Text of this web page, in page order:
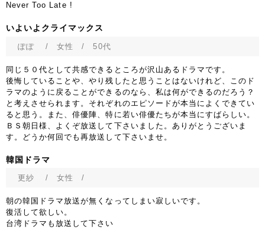
Never Too Late !
いよいよクライマックス
ぽぽ / 女性 / 50代
同じ５０代として共感できるところが沢山あるドラマです。
後悔していることや、やり残したと思うことはないけれど、このド
ラマのように戻ることができるのなら、私は何ができるのだろう？
と考えさせられます。それぞれのエピソードが本当によくできてい
ると思う。また、俳優陣、特に若い俳優たちが本当にすばらしい。
ＢＳ朝日様、よくぞ放送して下さいました。ありがとうございま
す。どうか何回でも再放送して下さいませ。
韓国ドラマ
更紗 / 女性 /
朝の韓国ドラマ放送が無くなってしまい寂しいです。
復活して欲しい。
台湾ドラマも放送して下さい